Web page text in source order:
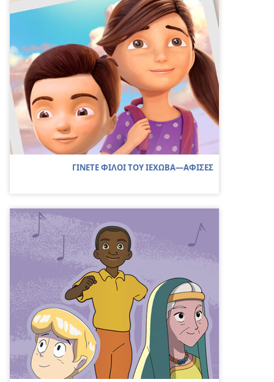
ΓΙΝΕΤΕ ΦΙΛΟΙ ΤΟΥ ΙΕΧΩΒΑ—ΑΦΙΣΕΣ